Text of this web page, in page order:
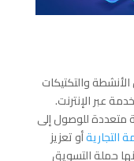
والتكتيكات
عبر الإنترنت.
للوصول إلى
التجاريةأو تعزيز
حملة التسويق